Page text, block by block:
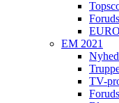
EM 2021
TV-